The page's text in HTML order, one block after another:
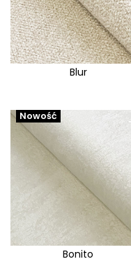
Blur
Nowość
Bonito